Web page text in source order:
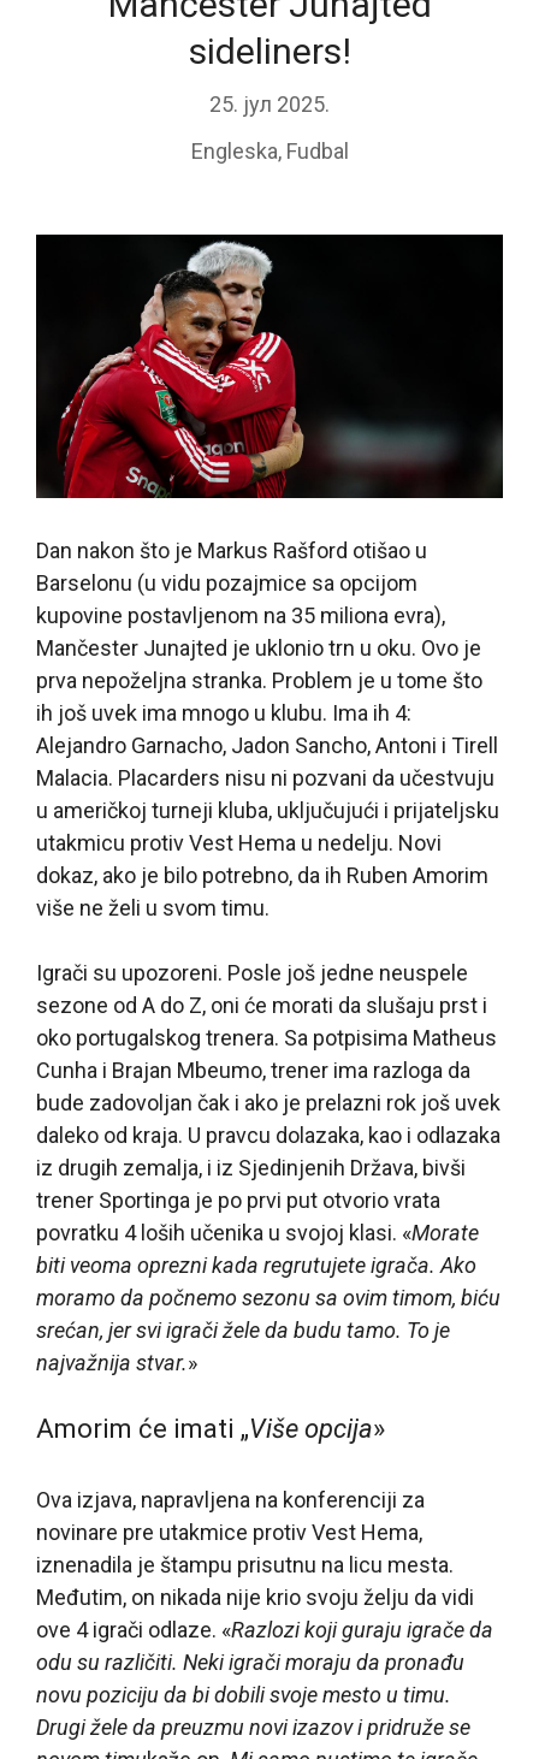
sideliners!
25. јул 2025.
Engleska, Fudbal
Dan nakon što je Markus Rašford otišao u
Barselonu (u vidu pozajmice sa opcijom
kupovine postavljenom na 35 miliona evra),
Mančester Junajted je uklonio trn u oku. Ovo je
prva nepoželjna stranka. Problem je u tome što
ih još uvek ima mnogo u klubu. Ima ih 4:
Alejandro Garnacho, Jadon Sancho, Antoni i Tirell
Malacia. Placarders nisu ni pozvani da učestvuju
u američkoj turneji kluba, uključujući i prijateljsku
utakmicu protiv Vest Hema u nedelju. Novi
dokaz, ako je bilo potrebno, da ih Ruben Amorim
više ne želi u svom timu.
Igrači su upozoreni. Posle još jedne neuspele
sezone od A do Z, oni će morati da slušaju prst i
oko portugalskog trenera. Sa potpisima Matheus
Cunha i Brajan Mbeumo, trener ima razloga da
bude zadovoljan čak i ako je prelazni rok još uvek
daleko od kraja. U pravcu dolazaka, kao i odlazaka
iz drugih zemalja, i iz Sjedinjenih Država, bivši
trener Sportinga je po prvi put otvorio vrata
povratku 4 loših učenika u svojoj klasi. «Morate
biti veoma oprezni kada regrutujete igrača. Ako
moramo da počnemo sezonu sa ovim timom, biću
srećan, jer svi igrači žele da budu tamo. To je
najvažnija stvar.»
Amorim će imati „Više opcija»
Ova izjava, napravljena na konferenciji za
novinare pre utakmice protiv Vest Hema,
iznenadila je štampu prisutnu na licu mesta.
Međutim, on nikada nije krio svoju želju da vidi
ove 4 igrači odlaze. «Razlozi koji guraju igrače da
odu su različiti. Neki igrači moraju da pronađu
novu poziciju da bi dobili svoje mesto u timu.
Drugi žele da preuzmu novi izazov i pridruže se